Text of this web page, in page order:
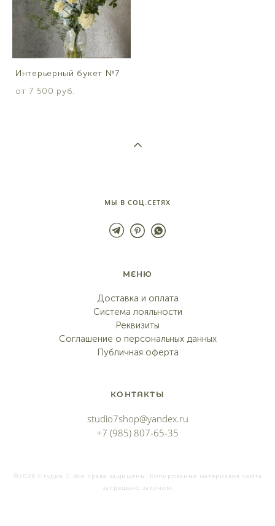
Интерьерный букет №7
от 7 500 pуб.
МЫ В СОЦ.СЕТЯХ
МЕНЮ
Доставка и оплата
Система лояльности
Реквизиты
Соглашение о персональных данных
Публичная оферта
КОНТАКТЫ
studio7shop@yandex.ru
+7 (985) 807-65-35
©2026 Студия 7. Все права защищены. Копирование материалов сайта
запрещено законом.